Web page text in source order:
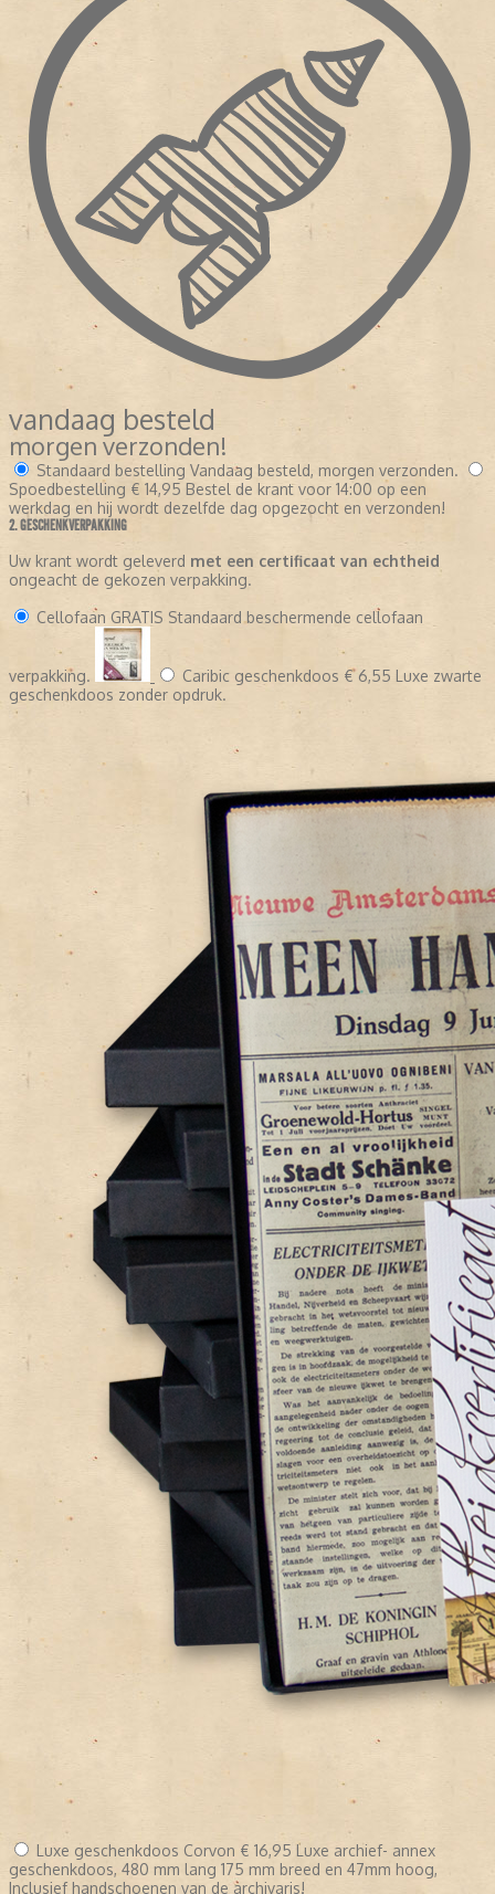
vandaag besteld
morgen verzonden!
Standaard bestelling Vandaag besteld, morgen verzonden.
Spoedbestelling € 14,95 Bestel de krant voor 14:00 op een
werkdag en hij wordt dezelfde dag opgezocht en verzonden!
2. GESCHENKVERPAKKING
Uw krant wordt geleverd met een certificaat van echtheid
ongeacht de gekozen verpakking.
Cellofaan GRATIS Standaard beschermende cellofaan
verpakking. Caribic geschenkdoos € 6,55 Luxe zwarte
geschenkdoos zonder opdruk.
Luxe geschenkdoos Corvon € 16,95 Luxe archief- annex
geschenkdoos, 480 mm lang 175 mm breed en 47mm hoog,
Inclusief handschoenen van de archivaris!